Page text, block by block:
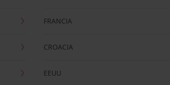
FRANCIA
CROACIA
EEUU